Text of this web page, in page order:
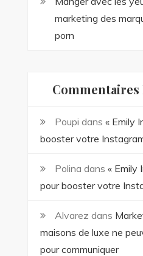
marketing des
porn
Commentaires
Poupi dans « Emily
booster votre
Polina dans « Emily
pour booster votre
Alvarez dans
maisons de luxe ne
pour communiquer